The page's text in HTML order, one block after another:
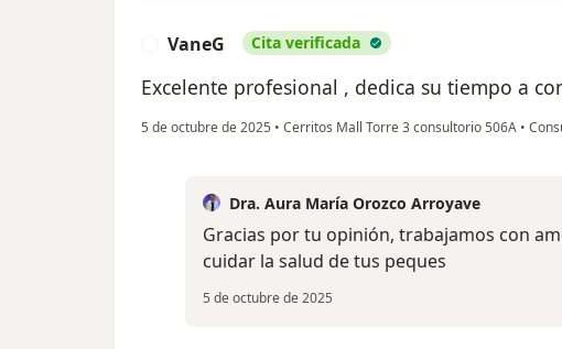
VaneG Cita verificada
Excelente profesional , dedica su tiempo a
5 de octubre de 2025 • Cerritos Mall Torre 3 consultorio 506A •
Dra. Aura María Orozco Arroyave
Gracias por tu opinión, trabajamos con
cuidar la salud de tus peques
5 de octubre de 2025